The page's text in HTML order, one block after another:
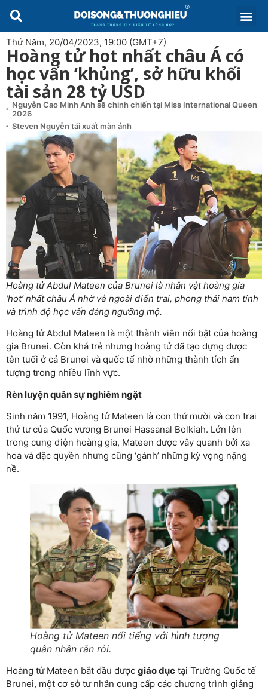
Thứ Năm, 20/04/2023, 19:00 (GMT+7)
Hoàng tử hot nhất châu Á có
học vấn ‘khủng’, sở hữu khối
tài sản 28 tỷ USD
Nguyễn Cao Minh Anh sẽ chinh chiến tại Miss International Queen
2026
Steven Nguyễn tái xuất màn ảnh
Hoàng tử Abdul Mateen của Brunei là nhân vật hoàng gia
‘hot’ nhất châu Á nhờ vẻ ngoài điển trai, phong thái nam tính
và trình độ học vấn đáng ngưỡng mộ.
Hoàng tử Abdul Mateen là một thành viên nổi bật của hoàng
gia Brunei. Còn khá trẻ nhưng hoàng tử đã tạo dựng được
tên tuổi ở cả Brunei và quốc tế nhờ những thành tích ấn
tượng trong nhiều lĩnh vực.
Rèn luyện quân sự nghiêm ngặt
Sinh năm 1991, Hoàng tử Mateen là con thứ mười và con trai
thứ tư của Quốc vương Brunei Hassanal Bolkiah. Lớn lên
trong cung điện hoàng gia, Mateen được vây quanh bởi xa
hoa và đặc quyền nhưng cũng ‘gánh’ những kỳ vọng nặng
nề.
Hoàng tử Mateen nổi tiếng với hình tượng
quân nhân rắn rỏi.
Hoàng tử Mateen bắt đầu được giáo dục tại Trường Quốc tế
Brunei, một cơ sở tư nhân cung cấp các chương trình giảng